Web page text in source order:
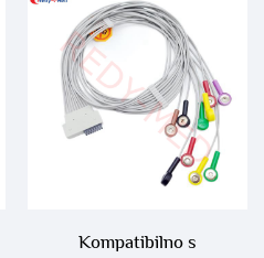
Kompatibilno s